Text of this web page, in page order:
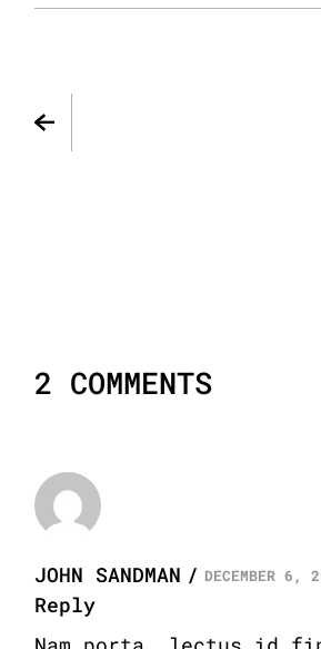
2 COMMENTS
JOHN SANDMAN DECEMBER 6,
Reply